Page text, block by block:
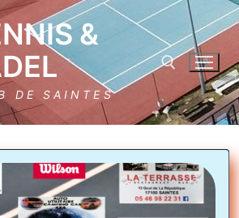
&
DE SAINTES
Rechercher :